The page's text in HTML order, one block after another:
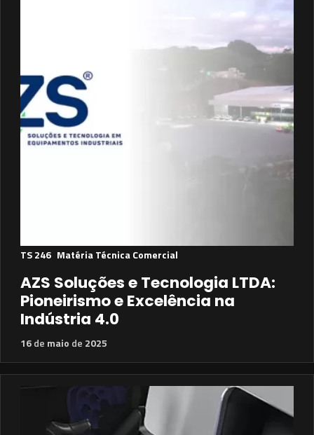
TS 246 Matéria Técnica Comercial
AZS Soluções e Tecnologia LTDA:
Pioneirismo e Excelência na
Indústria 4.0
16de maio de 2025